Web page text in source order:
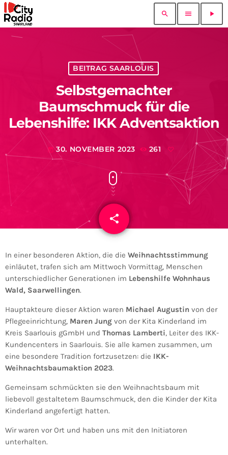
search menu play_arrow
BEITRAG SAARLOUIS
Selbstgemachter
Baumschmuck für die
Lebenshilfe: IKK Adventsaktion
today 30. NOVEMBER 2023 261
share
email
In einer besonderen Aktion, die die Weihnachtsstimmung
einläutet, trafen sich am Mittwoch Vormittag, Menschen
unterschiedlicher Generationen im Lebenshilfe Wohnhaus
Wald, Saarwellingen.
Hauptakteure dieser Aktion waren Michael Augustin von der
Pflegeeinrichtung, Maren Jung von der Kita Kinderland im
Kreis Saarlouis gGmbH und Thomas Lamberti, Leiter des IKK-
Kundencenters in Saarlouis. Sie alle kamen zusammen, um
eine besondere Tradition fortzusetzen: die IKK-
Weihnachtsbaumaktion 2023.
Gemeinsam schmückten sie den Weihnachtsbaum mit
liebevoll gestaltetem Baumschmuck, den die Kinder der Kita
Kinderland angefertigt hatten.
Wir waren vor Ort und haben uns mit den Initiatoren
unterhalten.